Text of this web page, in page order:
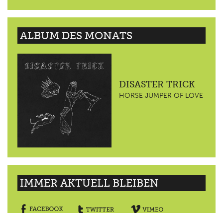
ALBUM DES MONATS
DISASTER TRICK
HORSE JUMPER OF LOVE
IMMER AKTUELL BLEIBEN